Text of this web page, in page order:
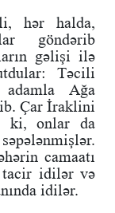
hər halda,
göndərib
gəlişi ilə
Təcili
Ağa
Çar İraklini
ki, onlar da
camaatı
tacir idilər və
idilər.